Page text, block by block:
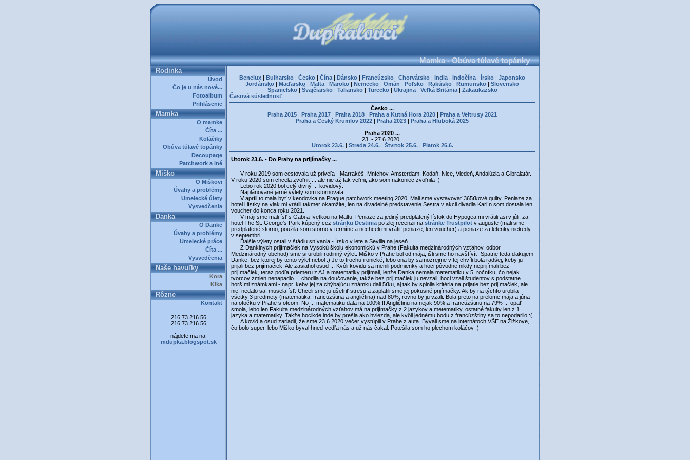
Mamka - Obúva túlavé topánky
Rodinka
Úvod
Čo je u nás nové...
Fotoalbum
Prihlásenie
Mamka
O mamke
Číta ...
Koláčiky
Obúva túlavé topánky
Decoupage
Patchwork a iné
Miško
O Miškovi
Úvahy a problémy
Umelecké úlety
Vysvedčenia
Danka
O Danke
Úvahy a problémy
Umelecké práce
Číta ...
Vysvedčenia
Naše havuľky
Kora
Kika
Rôzne
Kontakt
216.73.216.56
216.73.216.56
nájdete ma na:
mdupka.blogspot.sk
Benelux | Bulharsko | Česko | Čína | Dánsko | Francúzsko | Chorvátsko | India | Indočína | Írsko | Japonsko
Jordánsko | Maďarsko | Malta | Maroko | Nemecko | Omán | Poľsko | Rakúsko | Rumunsko | Slovensko
Španielsko| Švajčiarsko| Taliansko| Turecko| Ukrajina| Veľká Británia| Zakaukazsko
Časová súslednosť
Česko ...
Praha 2015 | Praha 2017 | Praha 2018 | Praha a Kutná Hora 2020 | Praha a Veltrusy 2021
Praha a Český Krumlov 2022 | Praha 2023 | Praha a Hluboká 2025
Praha 2020 ...
23. - 27.6.2020
Utorok 23.6.| Streda 24.6.| Štvrtok 25.6.| Piatok 26.6.
Utorok 23.6. - Do Prahy na prijímačky ...
V roku 2019 som cestovala už priveľa - Marrakéš, Mníchov, Amsterdam, Kodaň, Nice, Viedeň, Andalúzia a Gibralatár.
V roku 2020 som chcela zvoľniť ... ale nie až tak veľmi, ako som nakoniec zvoľnila :)
Lebo rok 2020 bol celý divný ... kovidový.
Naplánované jarné výlety som stornovala.
V apríli to mala byť víkendovka na Prague patchwork meeting 2020. Mali sme vystavovať 365ťkové quilty. Peniaze za
hotel i lístky na vlak mi vrátili takmer okamžite, len na divadelné predstavenie Sestra v akcii divadla Karlín som dostala len
voucher do konca roku 2021.
V máji sme mali ísť s Gabi a Ivetkou na Maltu. Peniaze za jediný predplatený lístok do Hypogea mi vrátili asi v júli, za
hotel The St. George's Park kúpený cez stránku Destinia po zlej recenzii na stránke Trustpilot v auguste (mali sme
predplatené storno, použila som storno v termíne a nechceli mi vrátiť peniaze, len voucher) a peniaze za letenky niekedy
v septembri.
Ďalšie výlety ostali v štádiu snívania - Írsko v lete a Sevilla na jeseň.
Z Dankiných prijímačiek na Vysokú školu ekonomickú v Prahe (Fakulta medzinárodných vzťahov, odbor
Medzinárodný obchod) sme si urobili rodinný výlet. Miško v Prahe bol od mája, išli sme ho navštívíť. Spätne teda ďakujem
Danke, bez ktorej by tento výlet nebol :) Je to trochu ironické, lebo ona by samozrejme v tej chvíli bola radšej, keby ju
prijali bez prijímačiek. Ale zasiahol osud ... Kvôli kovidu sa menili podmienky a hoci pôvodne nikdy neprijímali bez
prijímačiek, teraz podľa priemeru z AJ a matematiky prijímali, lenže Danka nemala matematiku v 5. ročníku, čo nejak
tvorcov zmien nenapadlo ... chodila na doučovanie, takže bez prijímačiek ju nevzali, hoci vzali študentov s podstatne
horšími známkami - napr. keby jej za chýbajúcu známku dali 5ťku, aj tak by splnila kritéria na prijatie bez prijímačiek, ale
nie, nedalo sa, musela ísť. Chceli sme ju ušetriť stresu a zaplatili sme jej pokusné prijímačky. Ak by na týchto urobila
všetky 3 predmety (matematika, francuzština a angličtina) nad 80%, rovno by ju vzali. Bola preto na prelome mája a júna
na otočku v Prahe s otcom. No ... matematiku dala na 100%!!! Angličtinu na nejak 90% a francúzštinu na 79% ... opäť
smola, lebo len Fakulta medzinárodných vzťahov má na prijímačky z 2 jazykov a metematiky, ostatné fakulty len z 1
jazyka a matematiky. Takže hocikde inde by prešla ako hviezda, ale kvôli jednému bodu z francúzštiny sa to nepodarilo :(
A kovid a osud zariadil, že sme 23.6.2020 večer vystúpili v Prahe z auta. Bývali sme na internátoch VŠE na Žižkove,
čo bolo super, lebo Miško býval hneď vedľa nás a už nás čakal. Potešila som ho plechom koláčov :)